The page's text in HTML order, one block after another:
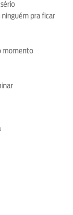
pra ficar
momento